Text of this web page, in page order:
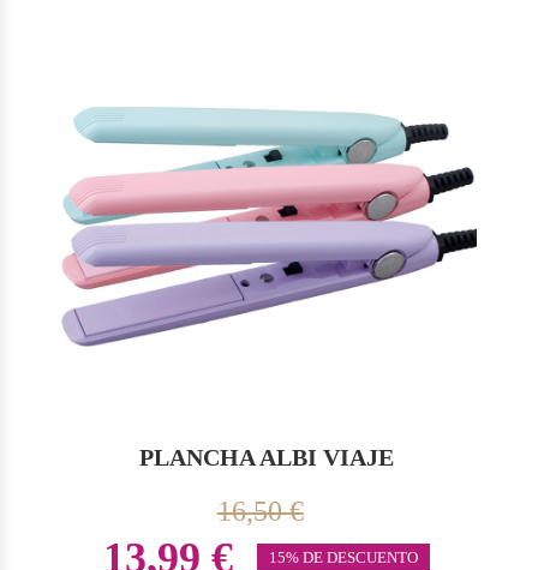
PLANCHA ALBI VIAJE
16,50 €
13,99 € 15% DE DESCUENTO